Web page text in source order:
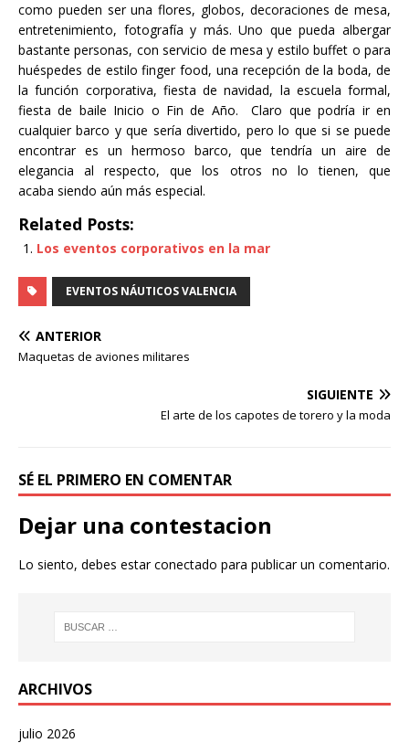
como pueden ser una flores, globos, decoraciones de mesa,
entretenimiento, fotografía y más. Uno que pueda albergar
bastante personas, con servicio de mesa y estilo buffet o para
huéspedes de estilo finger food, una recepción de la boda, de
la función corporativa, fiesta de navidad, la escuela formal,
fiesta de baile Inicio o Fin de Año. Claro que podría ir en
cualquier barco y que sería divertido, pero lo que si se puede
encontrar es un hermoso barco, que tendría un aire de
elegancia al respecto, que los otros no lo tienen, que
acaba siendo aún más especial.
Related Posts:
Los eventos corporativos en la mar
EVENTOS NÁUTICOS VALENCIA
ANTERIOR
Maquetas de aviones militares
SIGUIENTE
El arte de los capotes de torero y la moda
SÉ EL PRIMERO EN COMENTAR
Dejar una contestacion
Lo siento, debes estarconectado para publicar un comentario.
ARCHIVOS
julio 2026